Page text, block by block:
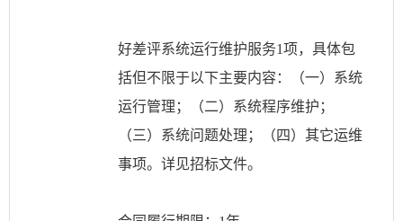
好差评系统运行维护服务1项，具体包
括但不限于以下主要内容：（一）系统
运行管理；（二）系统程序维护；
（三）系统问题处理；（四）其它运维
事项。详见招标文件。